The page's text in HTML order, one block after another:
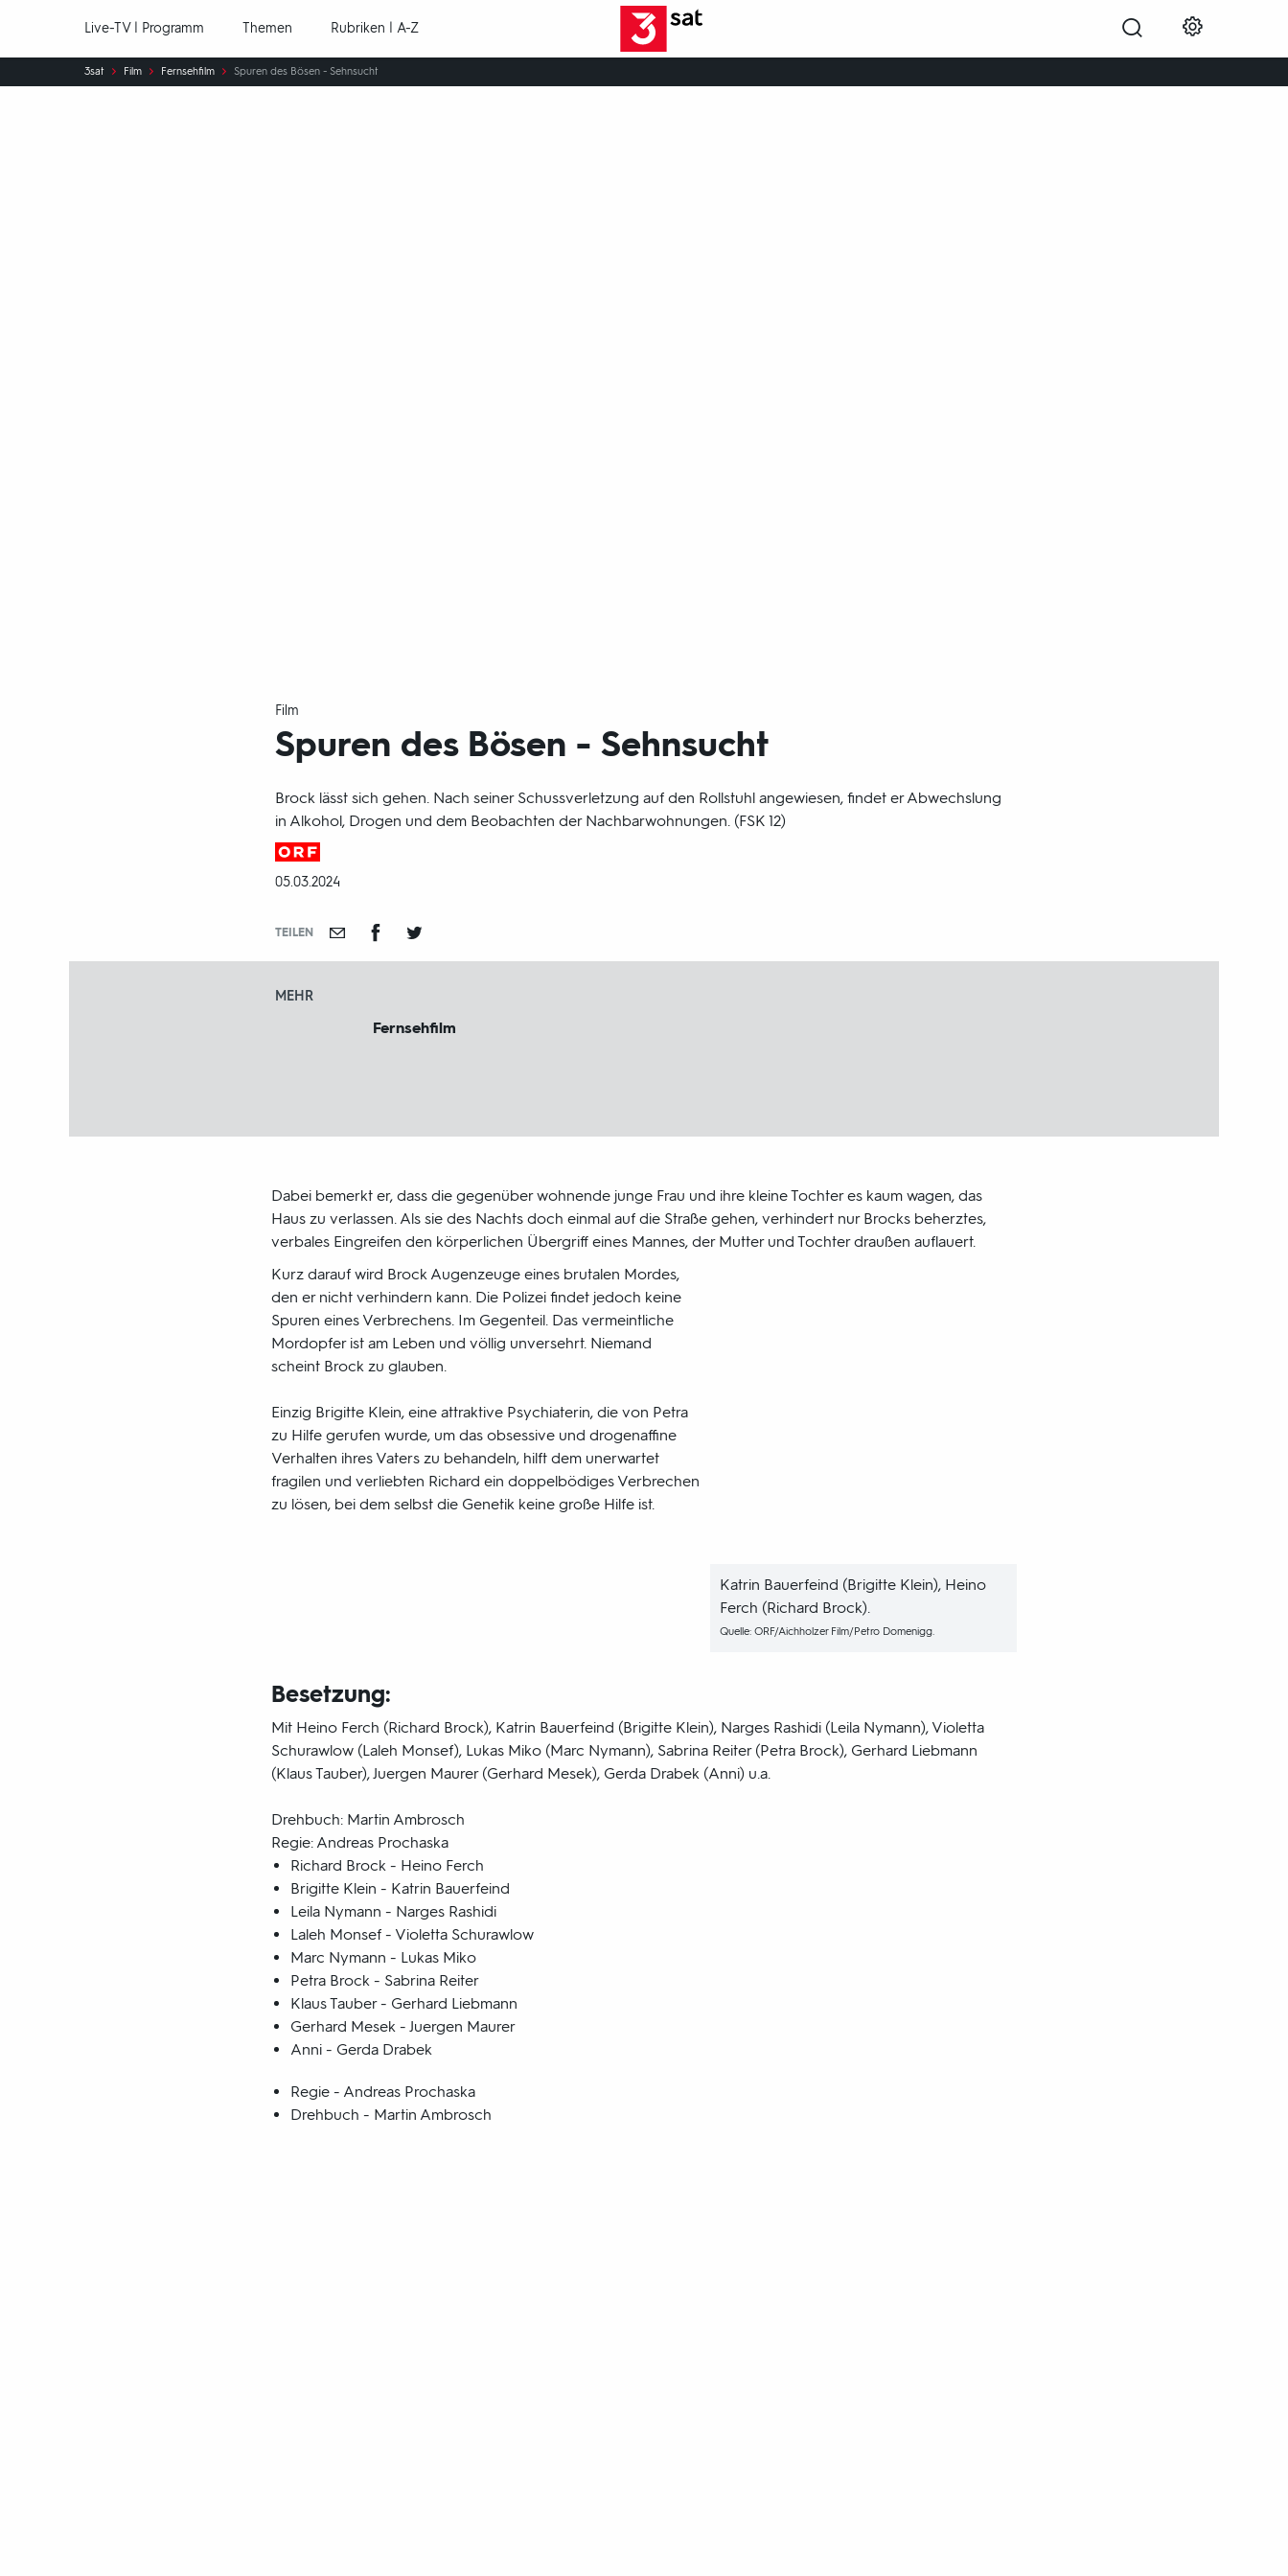
Live-TV | Programm Themen Rubriken | A-Z
Sie
sind
3sat Film Fernsehfilm Spuren des Bösen - Sehnsucht
Film
Spuren des Bösen - Sehnsucht
Brock lässt sich gehen. Nach seiner Schussverletzung auf den Rollstuhl angewiesen, findet er Abwechslung
in Alkohol, Drogen und dem Beobachten der Nachbarwohnungen. (FSK 12)
Produktionsland
und
DATUM:
05.03.2024
TEILEN
MEHR
Fernsehfilm
Dabei bemerkt er, dass die gegenüber wohnende junge Frau und ihre kleine Tochter es kaum wagen, das
Haus zu verlassen. Als sie des Nachts doch einmal auf die Straße gehen, verhindert nur Brocks beherztes,
verbales Eingreifen den körperlichen Übergriff eines Mannes, der Mutter und Tochter draußen auflauert.
Katrin Bauerfeind (Brigitte Klein), Heino
Ferch (Richard Brock).
Quelle: ORF/Aichholzer Film/Petro Domenigg.
Kurz darauf wird Brock Augenzeuge eines brutalen Mordes,
den er nicht verhindern kann. Die Polizei findet jedoch keine
Spuren eines Verbrechens. Im Gegenteil. Das vermeintliche
Mordopfer ist am Leben und völlig unversehrt. Niemand
scheint Brock zu glauben.
Einzig Brigitte Klein, eine attraktive Psychiaterin, die von Petra
zu Hilfe gerufen wurde, um das obsessive und drogenaffine
Verhalten ihres Vaters zu behandeln, hilft dem unerwartet
fragilen und verliebten Richard ein doppelbödiges Verbrechen
zu lösen, bei dem selbst die Genetik keine große Hilfe ist.
Besetzung:
Mit Heino Ferch (Richard Brock), Katrin Bauerfeind (Brigitte Klein), Narges Rashidi (Leila Nymann), Violetta
Schurawlow (Laleh Monsef), Lukas Miko (Marc Nymann), Sabrina Reiter (Petra Brock), Gerhard Liebmann
(Klaus Tauber), Juergen Maurer (Gerhard Mesek), Gerda Drabek (Anni) u.a.
Drehbuch: Martin Ambrosch
Regie: Andreas Prochaska
Richard Brock - Heino Ferch
Brigitte Klein - Katrin Bauerfeind
Leila Nymann - Narges Rashidi
Laleh Monsef - Violetta Schurawlow
Marc Nymann - Lukas Miko
Petra Brock - Sabrina Reiter
Klaus Tauber - Gerhard Liebmann
Gerhard Mesek - Juergen Maurer
Anni - Gerda Drabek
Regie - Andreas Prochaska
Drehbuch - Martin Ambrosch